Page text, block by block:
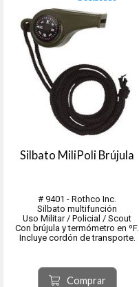
Silbato MiliPoli Brújula
# 9401 - Rothco Inc.
Silbato multifunción
Uso Militar / Policial / Scout
Con brújula y termómetro en ºF.
Incluye cordón de transporte.
Comprar